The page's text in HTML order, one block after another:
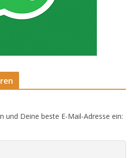
und Deine beste E-Mail-Adresse ein: